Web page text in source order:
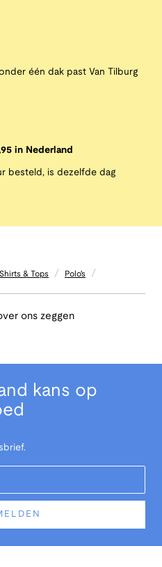
één dak past Van Tilburg
in Nederland
besteld, is dezelfde dag
& Tops / Polo's /
ons zeggen
kans op